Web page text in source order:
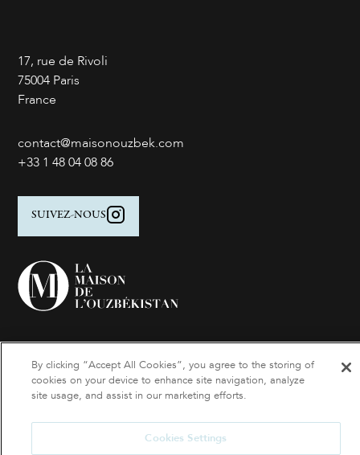
Suivez nos actualités
17, rue de Rivoli
75004 Paris
France
contact@maisonouzbek.com
+33 1 48 04 08 86
SUIVEZ-NOUS
Mentions légales- © 2021
By clicking “Accept All Cookies”, you agree to the storing of
cookies on your device to enhance site navigation, analyze
site usage, and assist in our marketing efforts.
Cookies Settings